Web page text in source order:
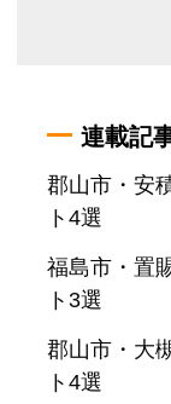
連載記
郡山市・安
ト4選
福島市・置
ト3選
郡山市・大
ト4選